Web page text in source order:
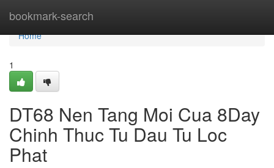
bookmark-search
Home
Home
1
DT68 Nen Tang Moi Cua 8Day
Chinh Thuc Tu Dau Tu Loc
Phat